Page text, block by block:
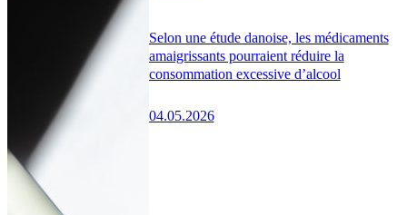
Selon une étude danoise, les médicaments
amaigrissants pourraient réduire la
consommation excessive d’alcool
04.05.2026